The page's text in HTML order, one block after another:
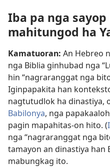
Iba pa nga
mahitungod ha
Kamatuoran: An Hebreo
nga Biblia ginhubad nga
hin “nagraranggat nga
Iginpapakita han
nagtutudlok ha dinastiya,
Babilonya, nga
pagin mapahitas-on hito. (
nga “nagraranggat nga
tamayon an dinastiya han
mabungkag ito.